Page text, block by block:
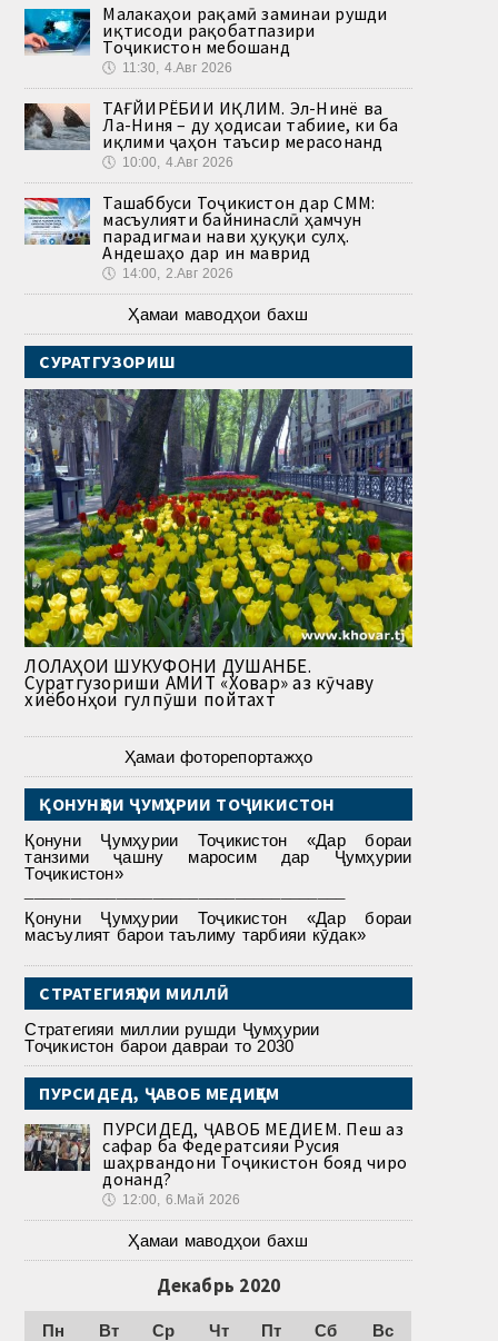
Малакаҳои рақамӣ заминаи рушди
иқтисоди рақобатпазири
Тоҷикистон мебошанд
🕔 11:30, 4.Авг 2026
ТАҒЙИРЁБИИ ИҚЛИМ. Эл-Нинё ва
Ла-Ниня – ду ҳодисаи табиие, ки ба
иқлими ҷаҳон таъсир мерасонанд
🕔 10:00, 4.Авг 2026
Ташаббуси Тоҷикистон дар СММ:
масъулияти байнинаслӣ ҳамчун
парадигмаи нави ҳуқуқи сулҳ.
Андешаҳо дар ин маврид
🕔 14:00, 2.Авг 2026
Ҳамаи маводҳои бахш
СУРАТГУЗОРИШ
ЛОЛАҲОИ ШУКУФОНИ ДУШАНБЕ.
Суратгузориши АМИТ «Ховар» аз кӯчаву
хиёбонҳои гулпӯши пойтахт
Ҳамаи фоторепортажҳо
ҚОНУНҲОИ ҶУМҲУРИИ ТОҶИКИСТОН
Қонуни Ҷумҳурии Тоҷикистон «Дар бораи
танзими ҷашну маросим дар Ҷумҳурии
Тоҷикистон»
Қонуни Ҷумҳурии Тоҷикистон «Дар бораи
масъулият барои таълиму тарбияи кӯдак»
СТРАТЕГИЯҲОИ МИЛЛӢ
Стратегияи миллии рушди Ҷумҳурии
Тоҷикистон барои давраи то 2030
ПУРСИДЕД, ҶАВОБ МЕДИҲЕМ
ПУРСИДЕД, ҶАВОБ МЕДИҲЕМ. Пеш аз
сафар ба Федератсияи Русия
шаҳрвандони Тоҷикистон бояд чиро
донанд?
🕔 12:00, 6.Май 2026
Ҳамаи маводҳои бахш
Декабрь 2020
Пн Вт Ср Чт Пт Сб Вс